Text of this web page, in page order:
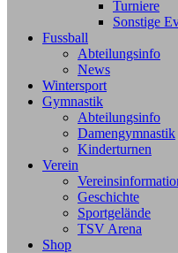
Turniere
Sonstige
Fussball
Abteilungsinfo
News
Wintersport
Gymnastik
Abteilungsinfo
Damengymnastik
Kinderturnen
Verein
Geschichte
Sportgelände
TSV Arena
Shop